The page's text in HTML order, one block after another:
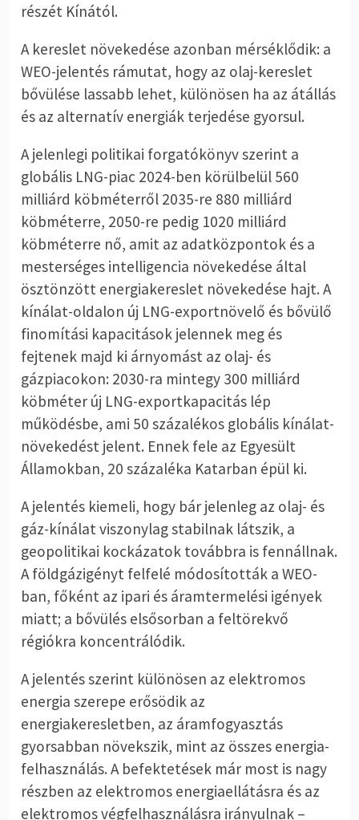
részét Kínától.
A kereslet növekedése azonban mérséklődik: a
WEO-jelentés rámutat, hogy az olaj-kereslet
bővülése lassabb lehet, különösen ha az átállás
és az alternatív energiák terjedése gyorsul.
A jelenlegi politikai forgatókönyv szerint a
globális LNG-piac 2024-ben körülbelül 560
milliárd köbméterről 2035-re 880 milliárd
köbméterre, 2050-re pedig 1020 milliárd
köbméterre nő, amit az adatközpontok és a
mesterséges intelligencia növekedése által
ösztönzött energiakereslet növekedése hajt. A
kínálat-oldalon új LNG-exportnövelő és bővülő
finomítási kapacitások jelennek meg és
fejtenek majd ki árnyomást az olaj- és
gázpiacokon: 2030-ra mintegy 300 milliárd
köbméter új LNG-exportkapacitás lép
működésbe, ami 50 százalékos globális kínálat-
növekedést jelent. Ennek fele az Egyesült
Államokban, 20 százaléka Katarban épül ki.
A jelentés kiemeli, hogy bár jelenleg az olaj- és
gáz-kínálat viszonylag stabilnak látszik, a
geopolitikai kockázatok továbbra is fennállnak.
A földgázigényt felfelé módosították a WEO-
ban, főként az ipari és áramtermelési igények
miatt; a bővülés elsősorban a feltörekvő
régiókra koncentrálódik.
A jelentés szerint különösen az elektromos
energia szerepe erősödik az
energiakeresletben, az áramfogyasztás
gyorsabban növekszik, mint az összes energia-
felhasználás. A befektetések már most is nagy
részben az elektromos energiaellátásra és az
elektromos végfelhasználásra irányulnak –